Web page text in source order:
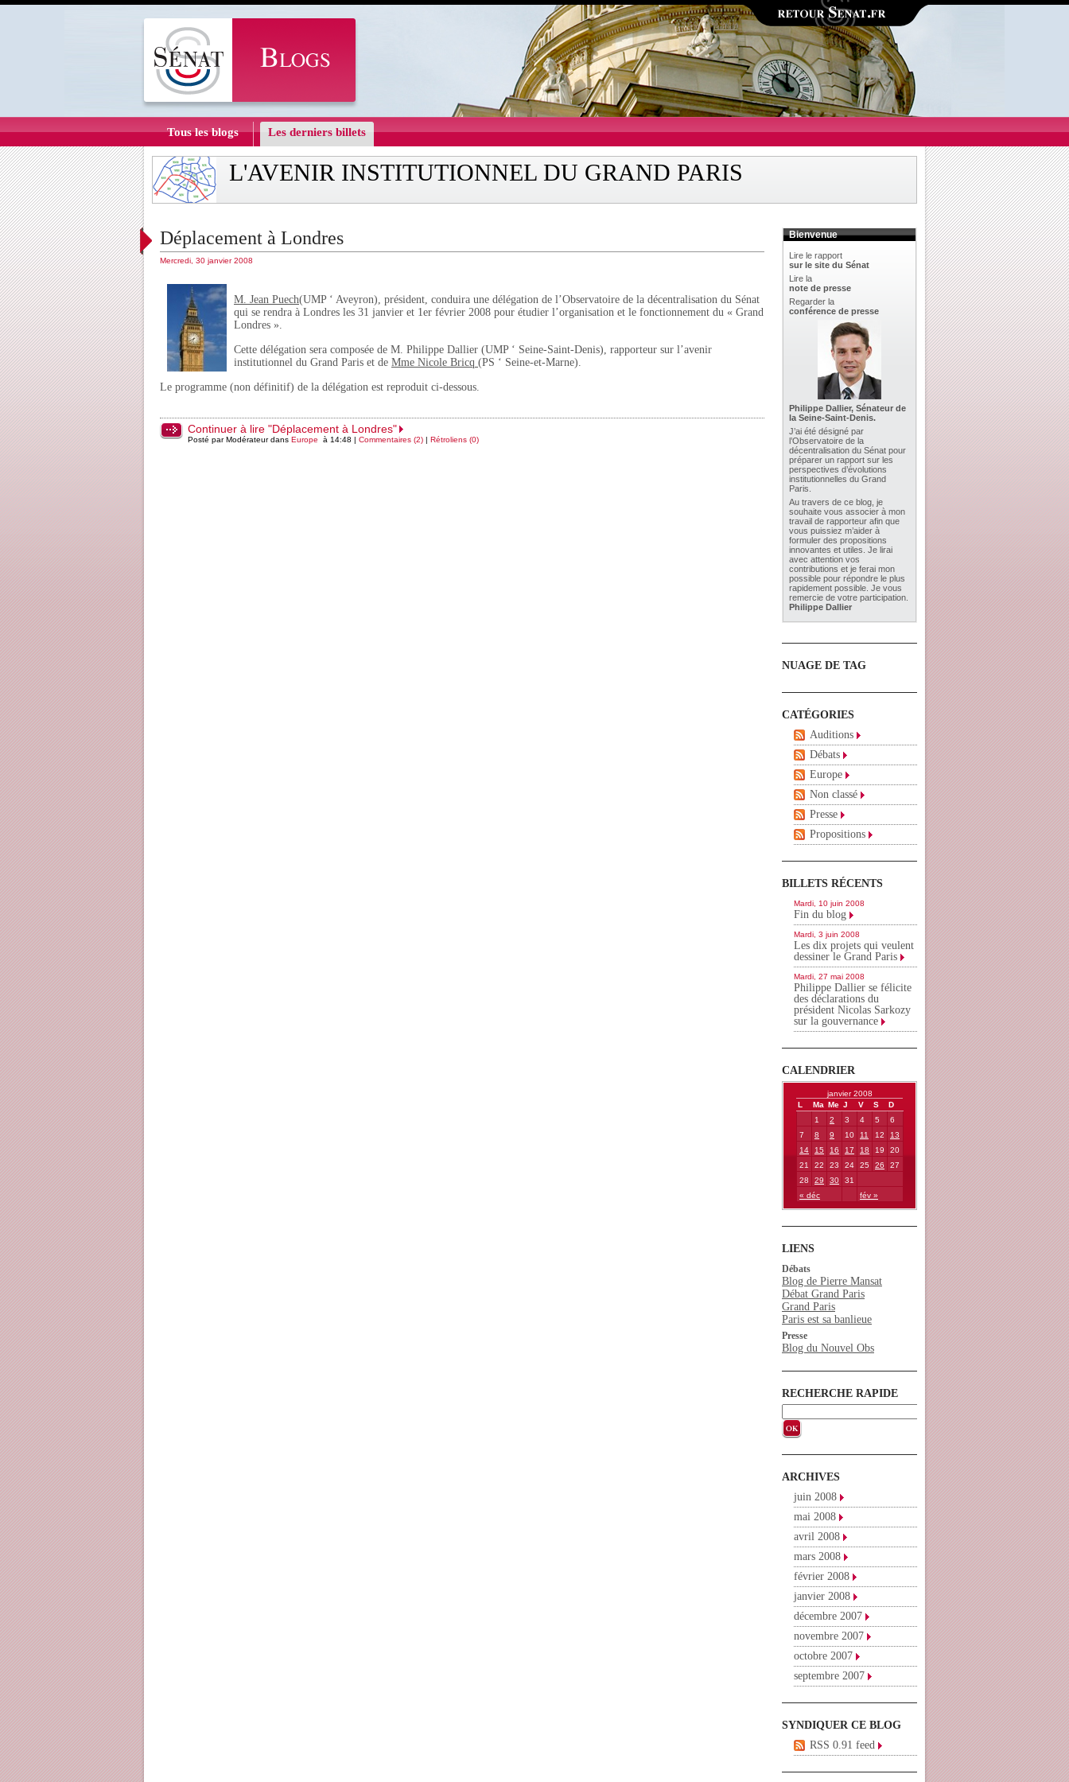
Tous les blogs Les derniers billets
L'AVENIR INSTITUTIONNEL DU GRAND PARIS
Déplacement à Londres
Mercredi, 30 janvier 2008
M. Jean Puech(UMP ‘ Aveyron), président, conduira une délégation de l’Observatoire de la décentralisation du Sénat
qui se rendra à Londres les 31 janvier et 1er février 2008 pour étudier l’organisation et le fonctionnement du « Grand
Londres ».
Cette délégation sera composée de M. Philippe Dallier (UMP ‘ Seine-Saint-Denis), rapporteur sur l’avenir
institutionnel du Grand Paris et de Mme Nicole Bricq (PS ‘ Seine-et-Marne).
Le programme (non définitif) de la délégation est reproduit ci-dessous.
Continuer à lire "Déplacement à Londres"
Posté par Modérateur dans Europe à 14:48 | Commentaires (2) | Rétroliens (0)
Bienvenue
Lire le rapport
sur le site du Sénat
Lire la
note de presse
Regarder la
conférence de presse
Philippe Dallier, Sénateur de
la Seine-Saint-Denis.
J’ai été désigné par
l’Observatoire de la
décentralisation du Sénat pour
préparer un rapport sur les
perspectives d’évolutions
institutionnelles du Grand
Paris.
Au travers de ce blog, je
souhaite vous associer à mon
travail de rapporteur afin que
vous puissiez m’aider à
formuler des propositions
innovantes et utiles. Je lirai
avec attention vos
contributions et je ferai mon
possible pour répondre le plus
rapidement possible. Je vous
remercie de votre participation.
Philippe Dallier
NUAGE DE TAG
CATÉGORIES
Auditions
Débats
Europe
Non classé
Presse
Propositions
BILLETS RÉCENTS
Mardi, 10 juin 2008
Fin du blog
Mardi, 3 juin 2008
Les dix projets qui veulent
dessiner le Grand Paris
Mardi, 27 mai 2008
Philippe Dallier se félicite
des déclarations du
président Nicolas Sarkozy
sur la gouvernance
CALENDRIER
janvier 2008
L
Ma Me J V S D
« déc fév »
1 2 3 4 5
6
7
8 9 10 11 12
13
14
15 16 17 18 19
20
21
22 23 24 25 26
27
28
29 30 31
LIENS
Débats
Blog de Pierre Mansat
Débat Grand Paris
Grand Paris
Paris est sa banlieue
Presse
Blog du Nouvel Obs
RECHERCHE RAPIDE
ARCHIVES
juin 2008
mai 2008
avril 2008
mars 2008
février 2008
janvier 2008
décembre 2007
novembre 2007
octobre 2007
septembre 2007
SYNDIQUER CE BLOG
RSS 0.91 feed